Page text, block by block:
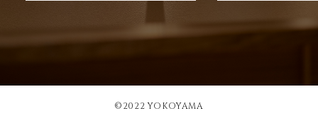
©︎2022 YOKOYAMA